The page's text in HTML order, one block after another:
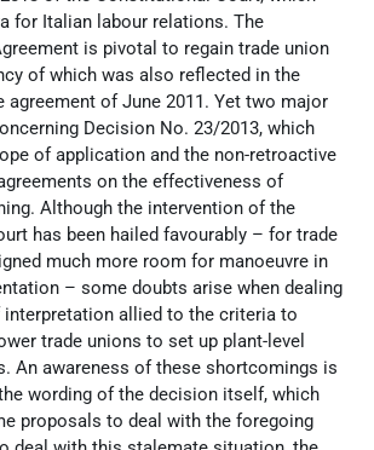
for Italian labour relations. The
is pivotal to regain trade union
of which was also reflected in the
of June 2011. Yet two major
Decision No. 23/2013, which
of application and the non-retroactive
on the effectiveness of
Although the intervention of the
has been hailed favourably – for trade
much more room for manoeuvre in
– some doubts arise when dealing
allied to the criteria to
trade unions to set up plant-level
An awareness of these shortcomings is
wording of the decision itself, which
proposals to deal with the foregoing